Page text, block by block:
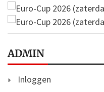
ADMIN
Inloggen